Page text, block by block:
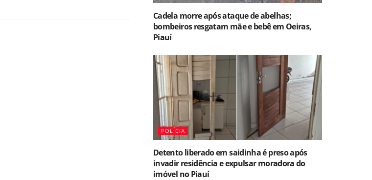
Cadela morre após ataque de abelhas;
bombeiros resgatam mãe e bebê em Oeiras,
Piauí
POLÍCIA
Detento liberado em saidinha é preso após
invadir residência e expulsar moradora do
imóvel no Piauí